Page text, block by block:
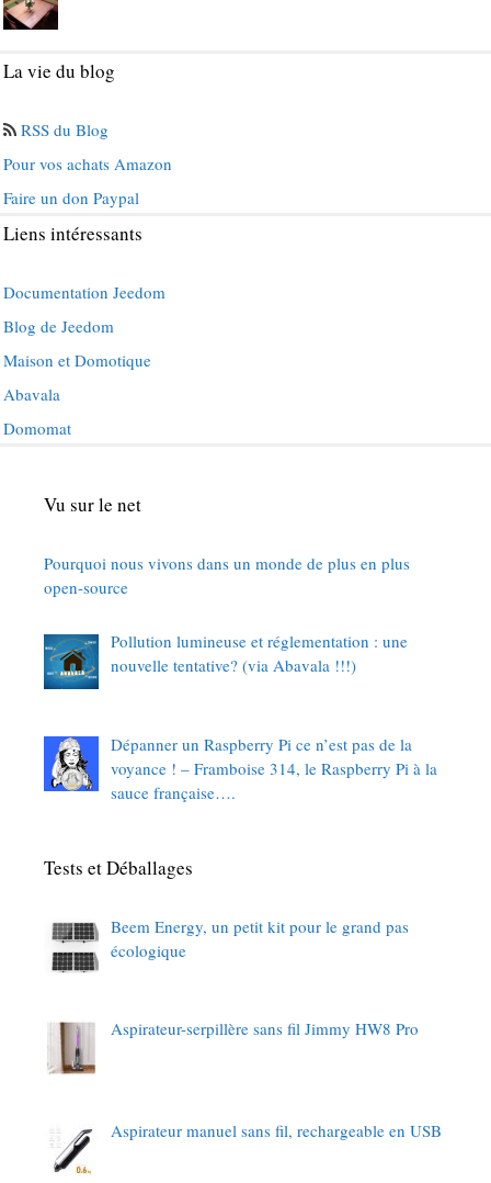
La vie du blog
RSS du Blog
Pour vos achats Amazon
Faire un don Paypal
Liens intéressants
Documentation Jeedom
Blog de Jeedom
Maison et Domotique
Abavala
Domomat
Vu sur le net
Pourquoi nous vivons dans un monde de plus en plus
open-source
Pollution lumineuse et réglementation : une
nouvelle tentative? (via Abavala !!!)
Dépanner un Raspberry Pi ce n’est pas de la
voyance ! – Framboise 314, le Raspberry Pi à la
sauce française….
Tests et Déballages
Beem Energy, un petit kit pour le grand pas
écologique
Aspirateur-serpillère sans fil Jimmy HW8 Pro
Aspirateur manuel sans fil, rechargeable en USB